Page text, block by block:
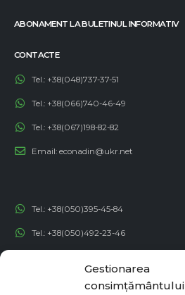
Gestionarea
consimțământului
ABONAMENT LA BULETINUL INFORMATIV
CONTACTE
Tel.: +38(048)737-37-51
Tel.: +38(066)740-46-49
Tel.: +38(067)198-82-82
Email: econadin@ukr.net
Tel.: +38(050)395-45-84
Tel.: +38(050)492-23-46
contact@econadin.com